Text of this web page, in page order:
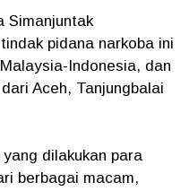
Simanjuntak
pidana narkoba ini
Indonesia, dan
Aceh, Tanjungbalai
dilakukan para
berbagai macam,